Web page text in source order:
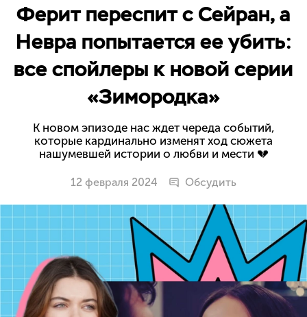
Ферит переспит с Сейран, а
Невра попытается ее убить:
все спойлеры к новой серии
«Зимородка»
К новом эпизоде нас ждет череда событий,
которые кардинально изменят ход сюжета
нашумевшей истории о любви и мести 💔
12 февраля 2024 Обсудить